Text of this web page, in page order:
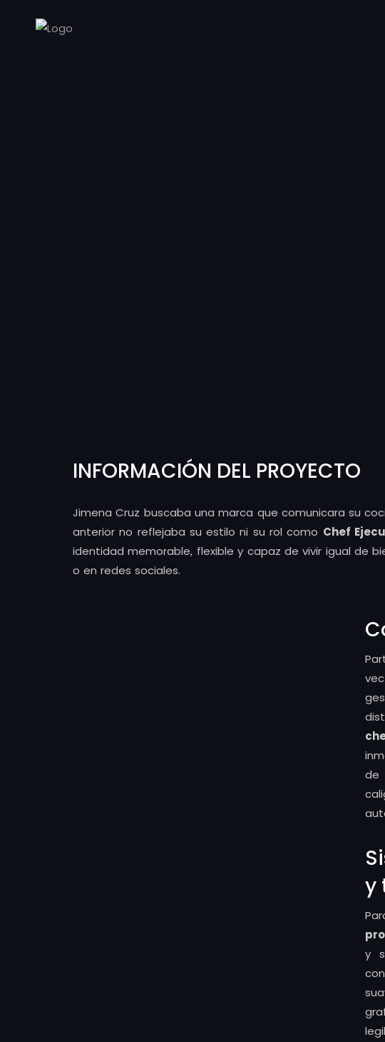
INFORMACIÓN DEL PROYECTO
Jimena Cruz buscaba una marca que comunicara su
anterior no reflejaba su estilo ni su rol como Chef
identidad memorable, flexible y capaz de vivir igual de
o en redes sociales.
de
y
y